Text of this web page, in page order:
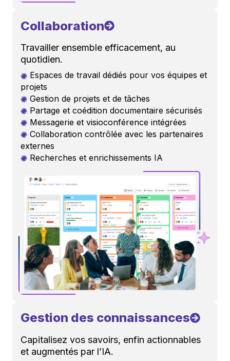
Collaboration
Travailler ensemble efficacement, au
quotidien.
Espaces de travail dédiés pour vos équipes et
projets
Gestion de projets et de tâches
Partage et coédition documentaire sécurisés
Messagerie et visioconférence intégrées
Collaboration contrôlée avec les partenaires
externes
Recherches et enrichissements IA
Gestion des connaissances
Capitalisez vos savoirs, enfin actionnables
et augmentés par l’IA.